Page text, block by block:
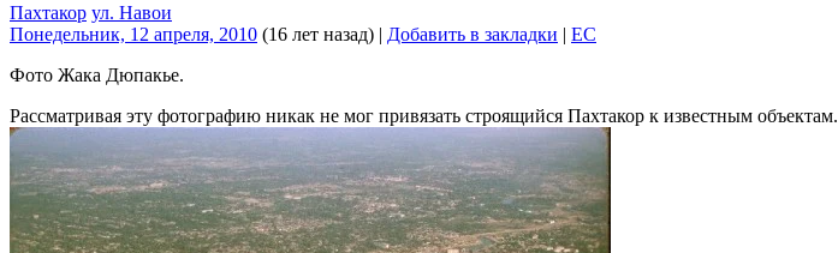
Пахтакор ул. Навои
Понедельник, 12 апреля, 2010 (16 лет назад) | Добавить в закладки | EC
Фото Жака Дюпакье.
Рассматривая эту фотографию никак не мог привязать строящийся Пахтакор к известным объектам.